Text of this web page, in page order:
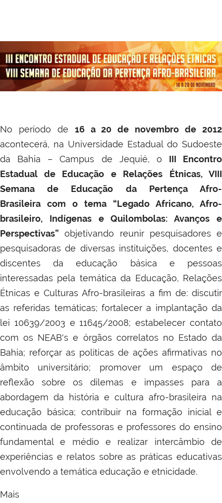
No período de 16 a 20 de novembro de 2012
acontecerá, na Universidade Estadual do Sudoeste
da Bahia – Campus de Jequié, o III Encontro
Estadual de Educação e Relações Étnicas, VIII
Semana de Educação da Pertença Afro-
Brasileira com o tema “Legado Africano, Afro-
brasileiro, Indígenas e Quilombolas: Avanços e
Perspectivas” objetivando reunir pesquisadores e
pesquisadoras de diversas instituições, docentes e
discentes da educação básica e pessoas
interessadas pela temática da Educação, Relações
Étnicas e Culturas Afro-brasileiras a fim de: discutir
as referidas temáticas; fortalecer a implantação da
lei 10639/2003 e 11645/2008; estabelecer contato
com os NEAB's e órgãos correlatos no Estado da
Bahia; reforçar as políticas de ações afirmativas no
âmbito universitário; promover um espaço de
reflexão sobre os dilemas e impasses para a
abordagem da história e cultura afro-brasileira na
educação básica; contribuir na formação inicial e
continuada de professoras e professores do ensino
fundamental e médio e realizar intercâmbio de
experiências e relatos sobre as práticas educativas
envolvendo a temática educação e etnicidade.
Mais